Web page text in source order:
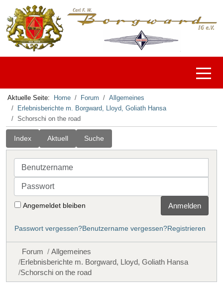
Off-
Aktuelle Seite: Home Forum
Allgemeines
Erlebnisberichte m. Borgward, Lloyd, Goliath Hansa
Schorschi on the road
Index Aktuell Suche
Benutzername
Passwort
Angemeldet bleiben Anmelden
Passwort vergessen?Benutzername vergessen?Registrieren
Forum
Allgemeines
Erlebnisberichte m. Borgward, Lloyd, Goliath Hansa
Schorschi on the road